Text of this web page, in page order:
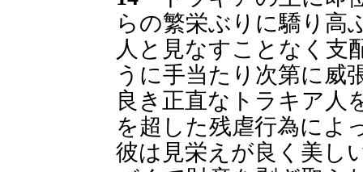
らの繁栄ぶりに驕り高
人と見なすことなく支
うに手当たり次第に威
良き正直なトラキア人
を超した残虐行為によ
彼は見栄えが良く美し